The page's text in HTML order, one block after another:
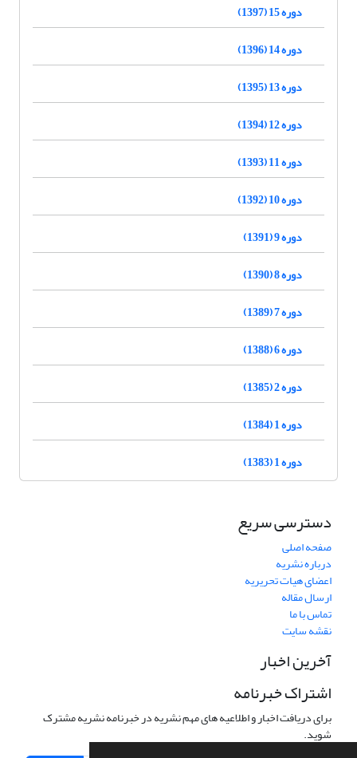
دوره 15 (1397)
دوره 14 (1396)
دوره 13 (1395)
دوره 12 (1394)
دوره 11 (1393)
دوره 10 (1392)
دوره 9 (1391)
دوره 8 (1390)
دوره 7 (1389)
دوره 6 (1388)
دوره 2 (1385)
دوره 1 (1384)
دوره 1 (1383)
دسترسی سریع
صفحه اصلی
درباره نشریه
اعضای هیات تحریریه
ارسال مقاله
تماس با ما
نقشه سایت
آخرین اخبار
اشتراک خبرنامه
برای دریافت اخبار و اطلاعیه های مهم نشریه در خبرنامه نشریه مشترک
شوید.